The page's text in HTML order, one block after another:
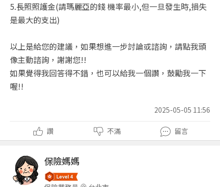
5.長照照護金(請瑪麗亞的錢 機率最小,但一旦發生時,損失
是最大的支出)
以上是給您的建議，如果想進一步討論或諮詢，請點我頭
像主動諮詢，謝謝您!!
如果覺得我回答得不錯，也可以給我一個讚，鼓勵我一下
喔!!
2025-05-05 11:56
讚 不滿 留言
保險媽媽